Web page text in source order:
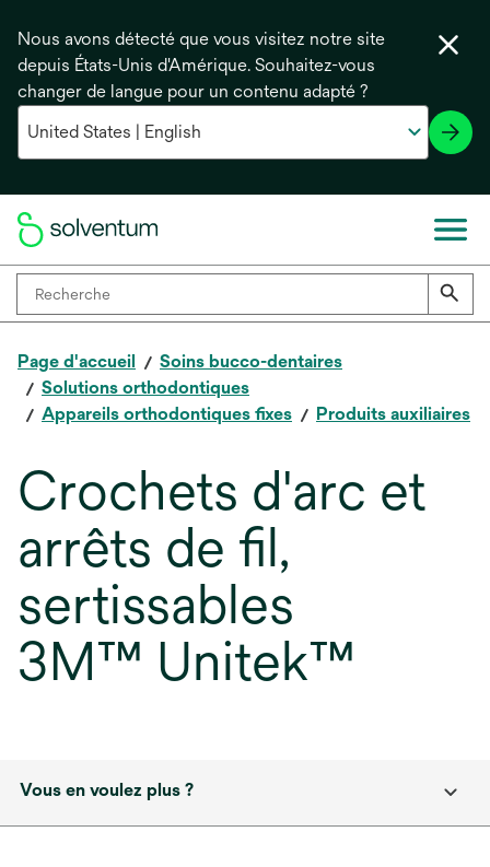
Nous avons détecté que vous visitez notre site
depuis États-Unis d'Amérique. Souhaitez-vous
changer de langue pour un contenu adapté ?
Page d'accueil
Soins bucco-dentaires
Solutions orthodontiques
Appareils orthodontiques fixes
Produits auxiliaires
Crochets d'arc et
arrêts de fil,
sertissables
3M™ Unitek™
Vous en voulez plus ?